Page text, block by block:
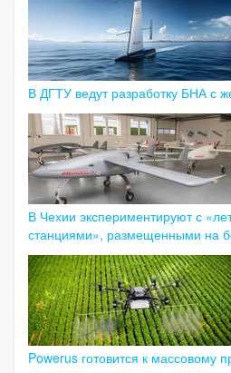
В ДГТУ ведут разработку БНА с
В Чехии экспериментируют с
станциями», размещенными на
Powerus готовится к массовому